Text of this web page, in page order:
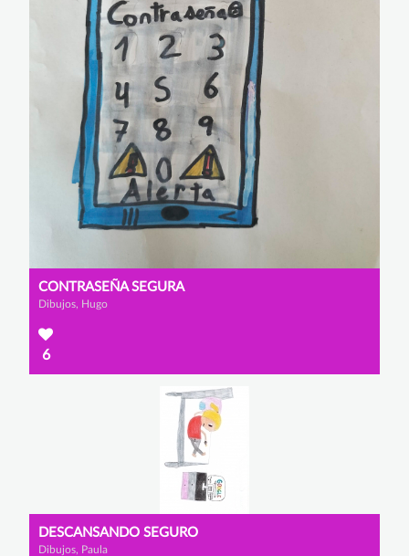
CONTRASEÑA SEGURA
Dibujos, Hugo
6
DESCANSANDO SEGURO
Dibujos, Paula